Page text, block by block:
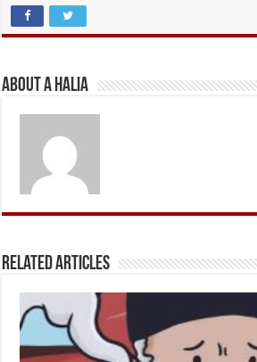
About A Halia
Related Articles